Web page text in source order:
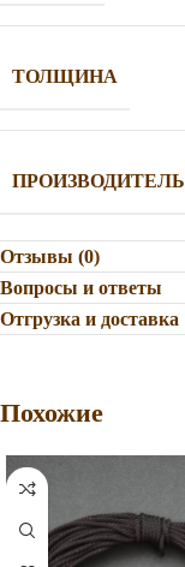
ТОЛЩИНА
ПРОИЗВОДИТЕЛЬ
Отзывы (0)
Вопросы и ответы
Отгрузка и доставка
Похожие